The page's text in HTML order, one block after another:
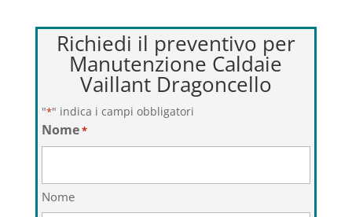
Richiedi il preventivo per
Manutenzione Caldaie
Vaillant Dragoncello
"*" indica i campi obbligatori
Nome*
Nome